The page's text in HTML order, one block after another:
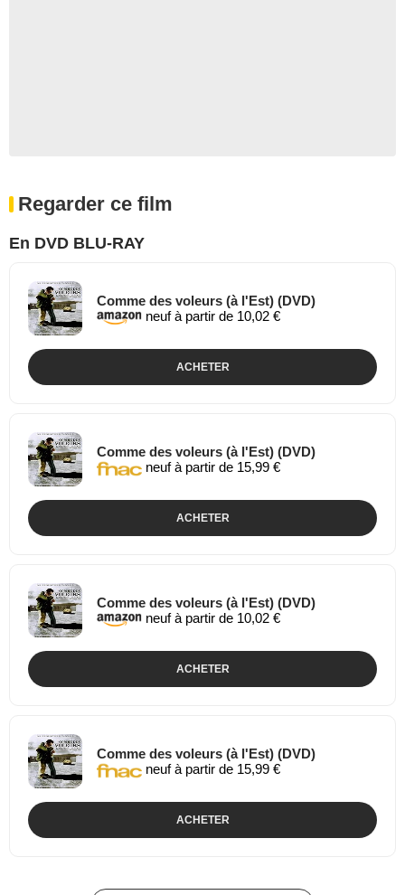
Regarder ce film
En DVD BLU-RAY
Comme des voleurs (à l'Est) (DVD)
neuf à partir de 10,02 €
ACHETER
Comme des voleurs (à l'Est) (DVD)
neuf à partir de 15,99 €
ACHETER
Comme des voleurs (à l'Est) (DVD)
neuf à partir de 10,02 €
ACHETER
Comme des voleurs (à l'Est) (DVD)
neuf à partir de 15,99 €
ACHETER